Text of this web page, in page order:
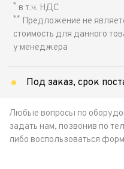
* в т.ч. НДС
** Предложение не
стоимость для данного
у менеджера
Под заказ, срок
Любые вопросы по
задать нам, позвонив по
либо воспользоваться